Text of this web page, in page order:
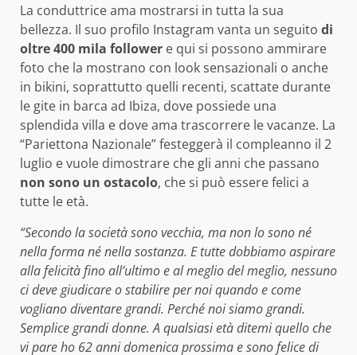
La conduttrice ama mostrarsi in tutta la sua
bellezza. Il suo profilo Instagram vanta un seguito di
oltre 400 mila follower e qui si possono ammirare
foto che la mostrano con look sensazionali o anche
in bikini, soprattutto quelli recenti, scattate durante
le gite in barca ad Ibiza, dove possiede una
splendida villa e dove ama trascorrere le vacanze. La
“Pariettona Nazionale” festeggerà il compleanno il 2
luglio e vuole dimostrare che gli anni che passano
non sono un ostacolo, che si può essere felici a
tutte le età.
“Secondo la società sono vecchia, ma non lo sono né
nella forma né nella sostanza. E tutte dobbiamo aspirare
alla felicità fino all’ultimo e al meglio del meglio, nessuno
ci deve giudicare o stabilire per noi quando e come
vogliano diventare grandi. Perché noi siamo grandi.
Semplice grandi donne. A qualsiasi età ditemi quello che
vi pare ho 62 anni domenica prossima e sono felice di